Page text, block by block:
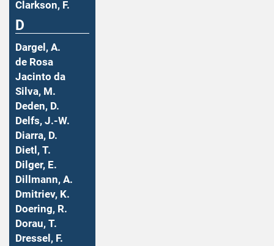
Clarkson, F.
D
Dargel, A.
de Rosa
Jacinto da
Silva, M.
Deden, D.
Delfs, J.-W.
Diarra, D.
Dietl, T.
Dilger, E.
Dillmann, A.
Dmitriev, K.
Doering, R.
Dorau, T.
Dressel, F.